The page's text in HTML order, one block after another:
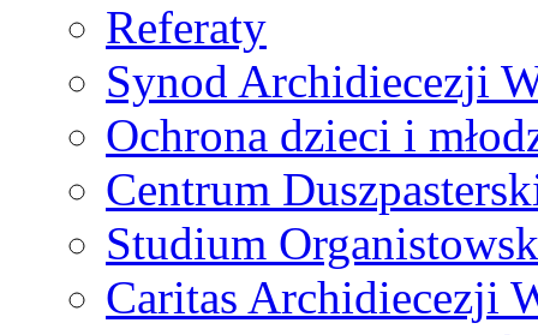
Referaty
Synod Archidiecezji
Ochrona dzieci i
Centrum
Studium
Caritas Archidiecezji